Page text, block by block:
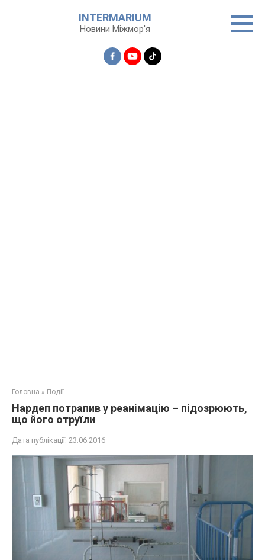
INTERMARIUM
Новини Міжмор'я
Головна » Події
Нардеп потрапив у реанімацію – підозрюють,
що його отруїли
Дата публікації: 23.06.2016